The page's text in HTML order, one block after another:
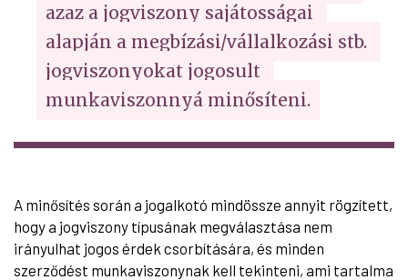
azaz a jogviszony sajátosságai
alapján a megbízási/vállalkozási stb.
jogviszonyokat jogosult
munkaviszonnyá minősíteni.
A minősítés során a jogalkotó mindössze annyit rögzített,
hogy a jogviszony típusának megválasztása nem
irányulhat jogos érdek csorbítására, és minden
szerződést munkaviszonynak kell tekinteni, ami tartalma